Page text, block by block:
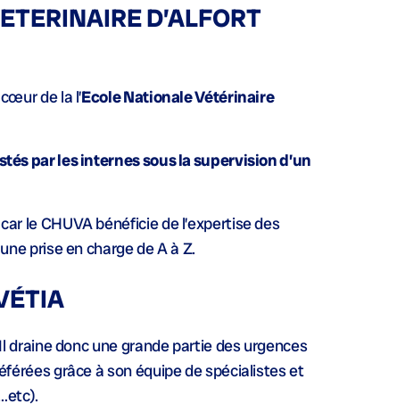
D’ALFORT
de la l’Ecole Nationale Vétérinaire
par les internes sous la supervision d’un
le CHUVA bénéficie de l’expertise des
prise en charge de A à Z.
draine donc une grande partie des urgences
grâce à son équipe de spécialistes et